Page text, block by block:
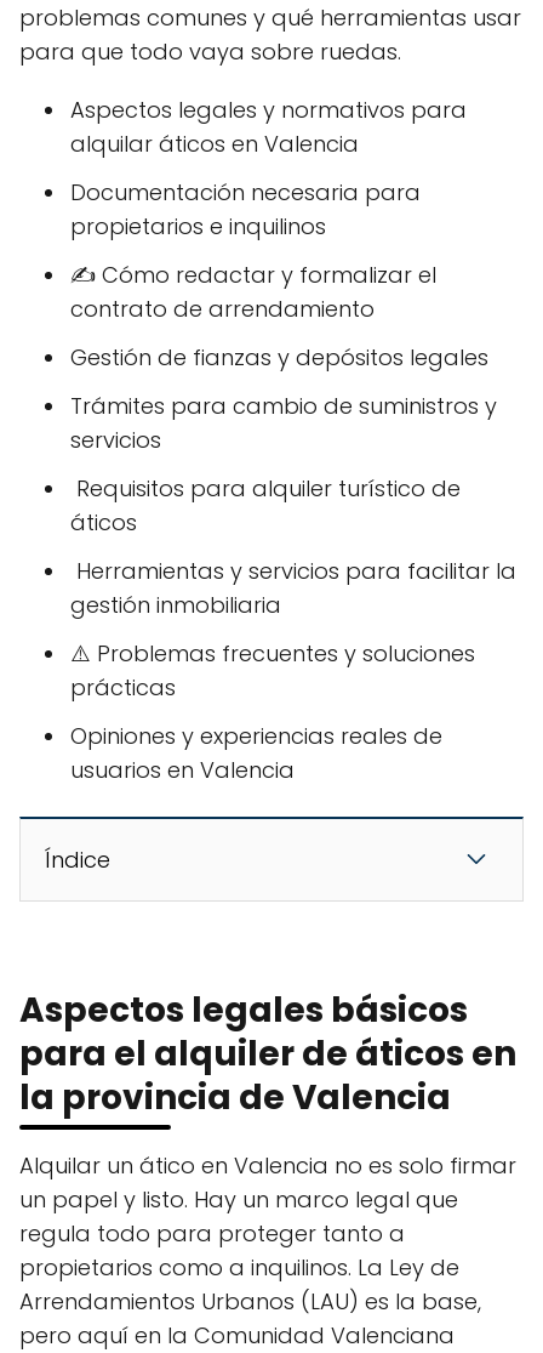
problemas comunes y qué herramientas usar
para que todo vaya sobre ruedas.
Aspectos legales y normativos para
alquilar áticos en Valencia
Documentación necesaria para
propietarios e inquilinos
✍️ Cómo redactar y formalizar el
contrato de arrendamiento
Gestión de fianzas y depósitos legales
Trámites para cambio de suministros y
servicios
️ Requisitos para alquiler turístico de
áticos
️ Herramientas y servicios para facilitar la
gestión inmobiliaria
⚠️ Problemas frecuentes y soluciones
prácticas
Opiniones y experiencias reales de
usuarios en Valencia
Índice
Aspectos legales básicos
para el alquiler de áticos en
la provincia de Valencia
Alquilar un ático en Valencia no es solo firmar
un papel y listo. Hay un marco legal que
regula todo para proteger tanto a
propietarios como a inquilinos. La Ley de
Arrendamientos Urbanos (LAU) es la base,
pero aquí en la Comunidad Valenciana